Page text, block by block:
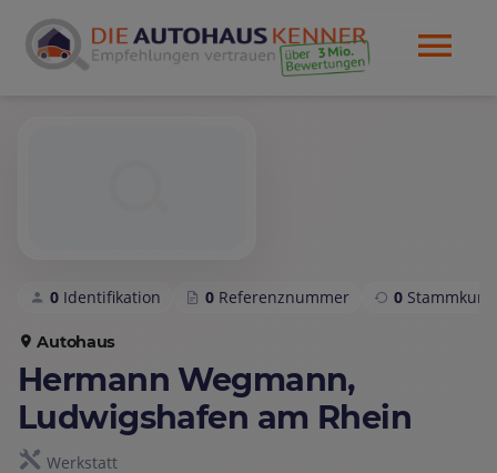
0 Identifikation 0 Referenznummer 0
Autohaus
Hermann Wegmann,
Ludwigshafen am Rhein
Werkstatt